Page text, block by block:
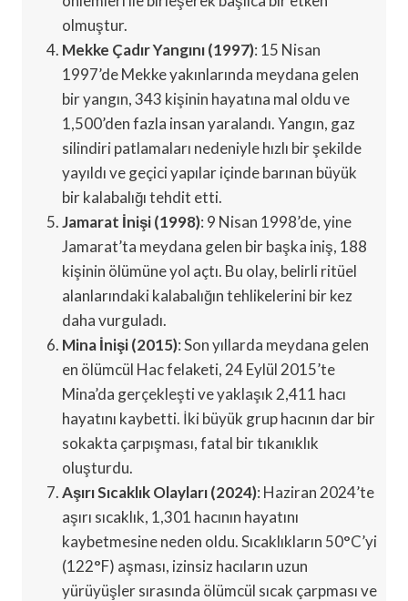
olmuştur.
Mekke Çadır Yangını (1997): 15 Nisan
1997’de Mekke yakınlarında meydana gelen
bir yangın, 343 kişinin hayatına mal oldu ve
1,500’den fazla insan yaralandı. Yangın, gaz
silindiri patlamaları nedeniyle hızlı bir şekilde
yayıldı ve geçici yapılar içinde barınan büyük
bir kalabalığı tehdit etti.
Jamarat İnişi (1998): 9 Nisan 1998’de, yine
Jamarat’ta meydana gelen bir başka iniş, 188
kişinin ölümüne yol açtı. Bu olay, belirli ritüel
alanlarındaki kalabalığın tehlikelerini bir kez
daha vurguladı.
Mina İnişi (2015): Son yıllarda meydana gelen
en ölümcül Hac felaketi, 24 Eylül 2015’te
Mina’da gerçekleşti ve yaklaşık 2,411 hacı
hayatını kaybetti. İki büyük grup hacının dar bir
sokakta çarpışması, fatal bir tıkanıklık
oluşturdu.
Aşırı Sıcaklık Olayları (2024): Haziran 2024’te
aşırı sıcaklık, 1,301 hacının hayatını
kaybetmesine neden oldu. Sıcaklıkların 50°C’yi
(122°F) aşması, izinsiz hacıların uzun
yürüyüşler sırasında ölümcül sıcak çarpması ve